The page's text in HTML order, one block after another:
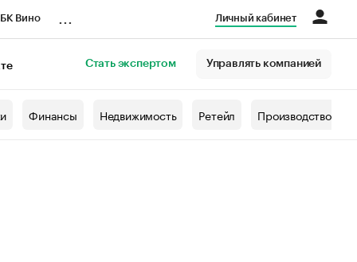
Вино Личный кабинет
Стать экспертом Управлять компанией
Финансы Недвижимость Ретейл Производство